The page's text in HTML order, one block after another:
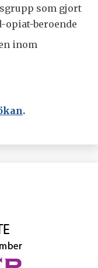
som gjort
beroende
inom
.